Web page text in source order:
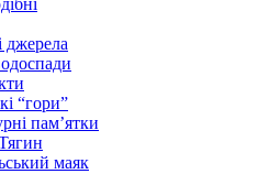
джерела
“гори”
пам’ятки
маяк